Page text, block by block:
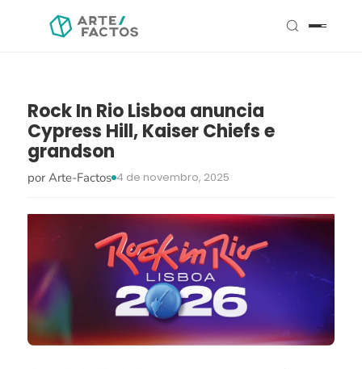
Rock In Rio Lisboa anuncia
Cypress Hill, Kaiser Chiefs e
grandson
por Arte-Factos 4 de novembro, 2025